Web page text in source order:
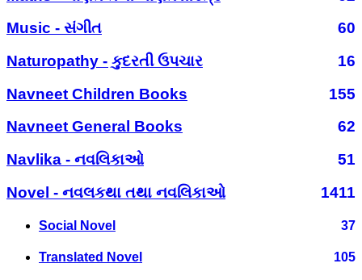
Music - સંગીત
60
Naturopathy - કુદરતી ઉપચાર
16
Navneet Children Books
155
Navneet General Books
62
Navlika - નવલિકાઓ
51
Novel - નવલકથા તથા નવલિકાઓ
1411
Social Novel 37
Translated Novel 105